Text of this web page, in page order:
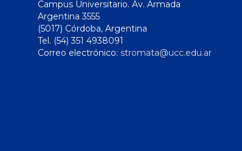
Campus Universitario. Av. Armada
Argentina 3555
(5017) Córdoba, Argentina
Tel. (54) 351 4938091
Correo electrónico: stromata@ucc.edu.ar